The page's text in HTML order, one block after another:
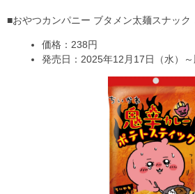
■おやつカンパニー ブタメン太麺スナック
価格：238円
発売日：2025年12月17日（水）～